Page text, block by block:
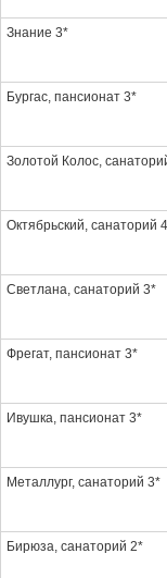
Знание 3*
Бургас, пансионат 3*
Золотой Колос,
Октябрьский, санаторий
Светлана, санаторий 3*
Фрегат, пансионат 3*
Ивушка, пансионат 3*
Металлург, санаторий 3*
Бирюза, санаторий 2*